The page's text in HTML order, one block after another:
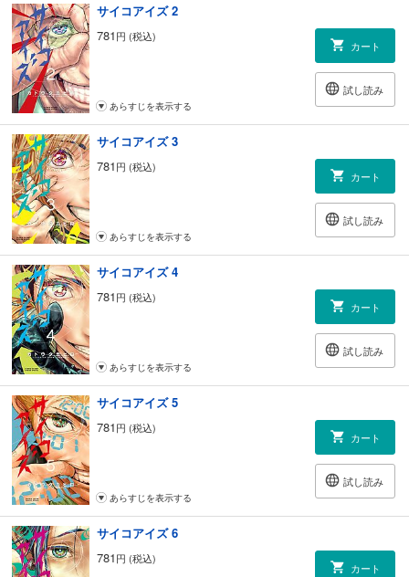
サイコアイズ 2
781円 (税込)
カート
試し読み
あらすじを表示する
サイコアイズ 3
781円 (税込)
カート
試し読み
あらすじを表示する
サイコアイズ 4
781円 (税込)
カート
試し読み
あらすじを表示する
サイコアイズ 5
781円 (税込)
カート
試し読み
あらすじを表示する
サイコアイズ 6
781円 (税込)
カート